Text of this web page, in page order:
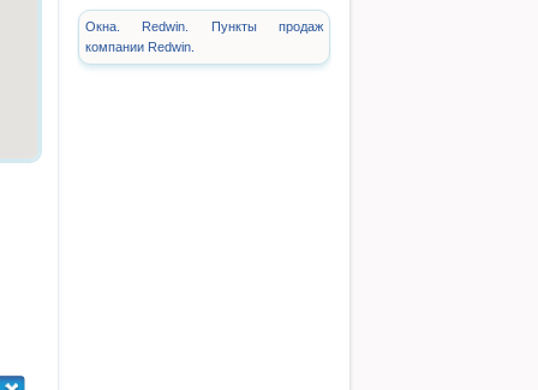
Окна. Redwin. Пункты продаж
компании Redwin.